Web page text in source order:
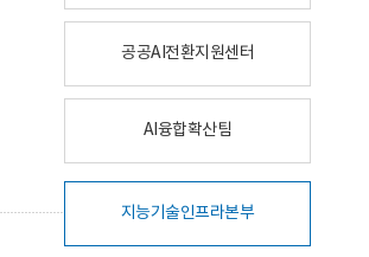
공공AI전환지원센터
AI융합확산팀
지능기술인프라본부